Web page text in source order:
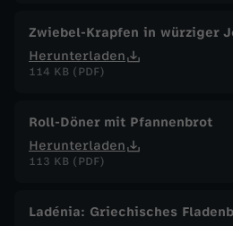
Zwiebel-Krapfen in würziger
Herunterladen
114 KB (PDF)
Roll-Döner mit Pfannenbrot
Herunterladen
113 KB (PDF)
Ladénia: Griechisches